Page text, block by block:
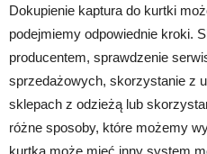
Dokupienie kaptura do kurtki
podejmiemy odpowiednie kroki.
producentem, sprawdzenie
sprzedażowych, skorzystanie z
sklepach z odzieżą lub
różne sposoby, które możemy
kurtka może mieć inny system